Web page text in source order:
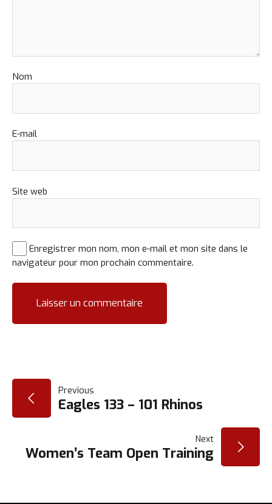
Nom
E-mail
Site web
Enregistrer mon nom, mon e-mail et mon site dans le
navigateur pour mon prochain commentaire.
NAVIGATION
DE
L’ARTICLE
Previous
Eagles 133 – 101 Rhinos
Next
Women’s Team Open Training